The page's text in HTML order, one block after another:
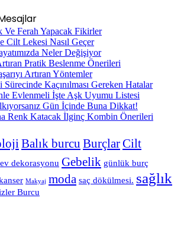
Balık burcu BurçlarCilt
ev dekorasyonu Gebelik günlük burç
Makyaj moda saç dökülmesi. sağlık
Burcu